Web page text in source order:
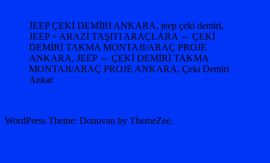
JEEP ÇEKİ DEMİRİ ANKARA, jeep çeki demiri,
JEEP + ARAZİ TAŞITI ARAÇLARA ⇔ ÇEKİ
DEMİRİ TAKMA MONTAJI/ARAÇ PROJE
ANKARA, JEEP ⇔ ÇEKİ DEMİRİ TAKMA
MONTAJI/ARAÇ PROJE ANKARA, Çeki Demiri
Ankar
WordPress Theme: Donovan by ThemeZee.